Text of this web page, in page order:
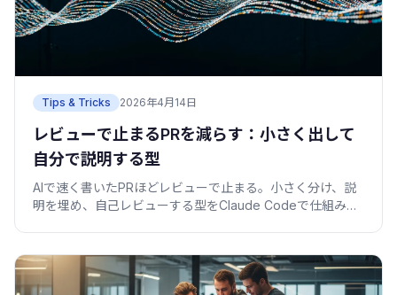
Tips & Tricks 2026年4月14日
レビューで止まるPRを減らす：小さく出して
自分で説明する型
AIで速く書いたPRほどレビューで止まる。小さく分け、説
明を埋め、自己レビューする型をClaude Codeで仕組み